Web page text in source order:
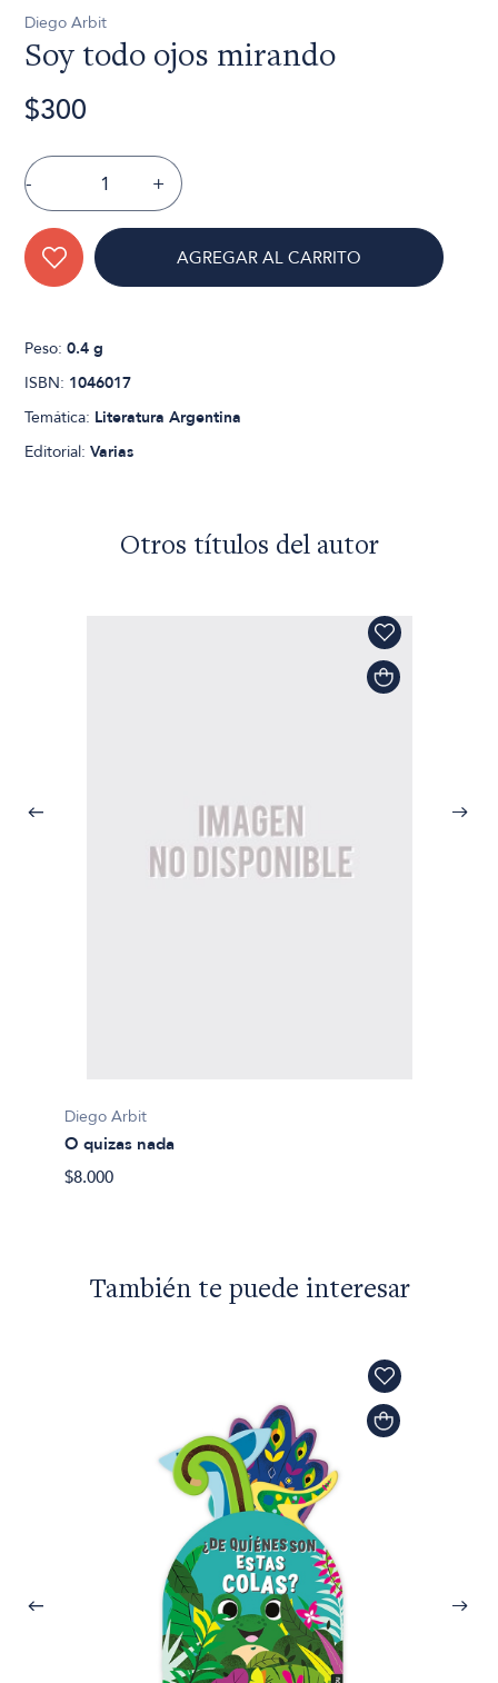
Diego Arbit
Soy todo ojos mirando
$300
- +
AGREGAR AL CARRITO
Peso:0.4 g
ISBN: 1046017
Temática: Literatura Argentina
Editorial:Varias
Otros títulos del autor
Diego Arbit
O quizas nada
$8.000
También te puede interesar